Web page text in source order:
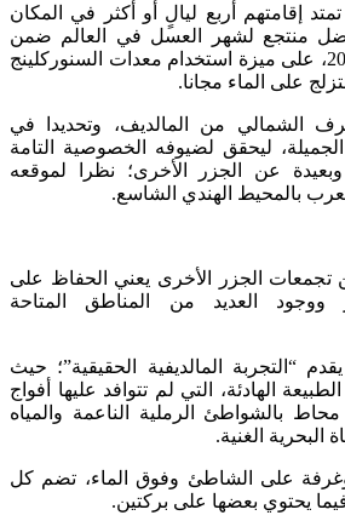
إقامتهم أربع ليالٍ أو أكثر في المكان
منتجع لشهر العسل في العالم ضمن
جوائز السفر العالمية 2020، على ميزة استخدام معدات السنوركلينج
على الماء مجانا.
الشمالي من المالديف، وتحديدا في
ليحقق لضيوفه الخصوصية التامة
عن الجزر الأخرى؛ نظرا لموقعه
بالمحيط الهندي الشاسع.
تجمعات الجزر الأخرى يعني الحفاظ على
ووجود العديد من المناطق المتاحة
“التجربة المالديفية الحقيقية”؛ حيث
الهادئة، التي لم تتوافد عليها أفواج
بالشواطئ الرملية الناعمة والمياه
البحرية الغنية.
48 فيلا وغرفة على الشاطئ وفوق الماء، تضم كل
يحتوي بعضها على بركتين.